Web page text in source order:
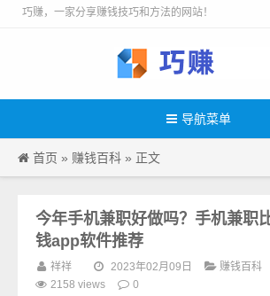
巧赚，一家分享赚钱技巧和方法的网站！
导航菜单
首页 » 赚钱百科 » 正文
今年手机兼职好做吗？手机兼职
钱app软件推荐
祥祥 2023年02月09日 赚钱百科
2158 views 0